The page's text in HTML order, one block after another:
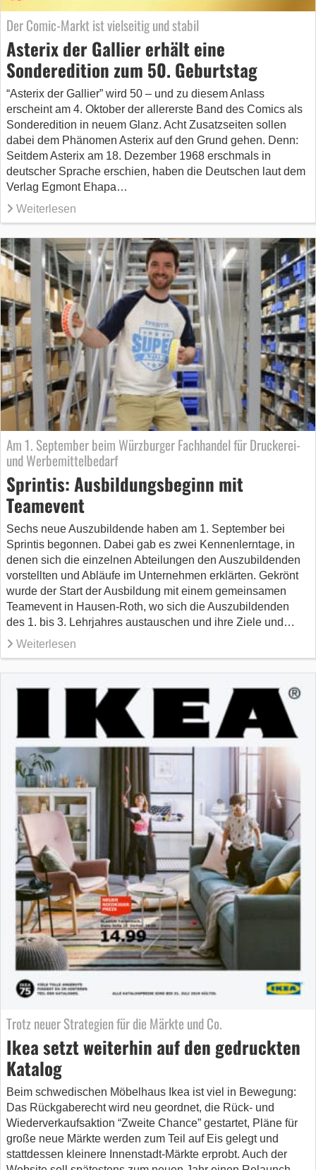
Der Comic-Markt ist vielseitig und stabil
Asterix der Gallier erhält eine
Sonderedition zum 50. Geburtstag
“Asterix der Gallier” wird 50 – und zu diesem Anlass
erscheint am 4. Oktober der allererste Band des Comics als
Sonderedition in neuem Glanz. Acht Zusatzseiten sollen
dabei dem Phänomen Asterix auf den Grund gehen. Denn:
Seitdem Asterix am 18. Dezember 1968 erschmals in
deutscher Sprache erschien, haben die Deutschen laut dem
Verlag Egmont Ehapa…
Weiterlesen
Am 1. September beim Würzburger Fachhandel für Druckerei-
und Werbemittelbedarf
Sprintis: Ausbildungsbeginn mit
Teamevent
Sechs neue Auszubildende haben am 1. September bei
Sprintis begonnen. Dabei gab es zwei Kennenlerntage, in
denen sich die einzelnen Abteilungen den Auszubildenden
vorstellten und Abläufe im Unternehmen erklärten. Gekrönt
wurde der Start der Ausbildung mit einem gemeinsamen
Teamevent in Hausen-Roth, wo sich die Auszubildenden
des 1. bis 3. Lehrjahres austauschen und ihre Ziele und…
Weiterlesen
Trotz neuer Strategien für die Märkte und Co.
Ikea setzt weiterhin auf den gedruckten
Katalog
Beim schwedischen Möbelhaus Ikea ist viel in Bewegung:
Das Rückgaberecht wird neu geordnet, die Rück- und
Wiederverkaufsaktion “Zweite Chance” gestartet, Pläne für
große neue Märkte werden zum Teil auf Eis gelegt und
stattdessen kleinere Innenstadt-Märkte erprobt. Auch der